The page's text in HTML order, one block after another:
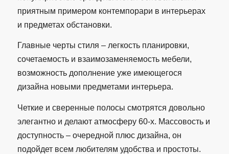
приятным примером контемпорари в интерьерах
и предметах обстановки.
Главные черты стиля – легкость планировки,
сочетаемость и взаимозаменяемость мебели,
возможность дополнение уже имеющегося
дизайна новыми предметами интерьера.
Четкие и сверенные полосы смотрятся довольно
элегантно и делают атмосферу 60-х. Массовость и
доступность – очередной плюс дизайна, он
подойдет всем любителям удобства и простоты.